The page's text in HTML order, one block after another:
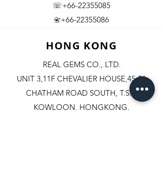
☏+66-22355085
📇​+66-22355086
HONG KONG
REAL GEMS CO., LTD.
UNIT 3,11F CHEVALIER HOUSE,45-51
CHATHAM ROAD SOUTH, T.S.T.
KOWLOON, HONGKONG.